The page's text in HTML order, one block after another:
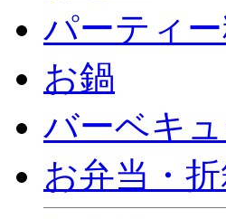
パーティ
お鍋
バーベキ
お弁当・